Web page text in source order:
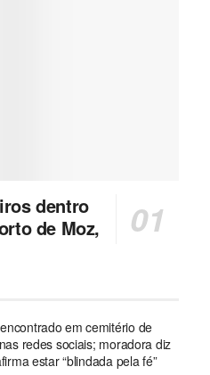
dentro
de Moz,
em cemitério de
redes sociais; moradora diz
estar “blindada pela fé”